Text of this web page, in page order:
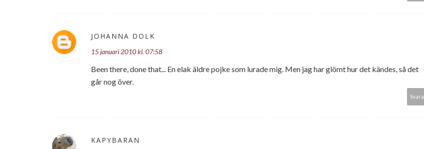
JOHANNA DOLK
15 januari 2010 kl. 07:58
Been there, done that... En elak äldre pojke som lurade mig. Men jag har glömt hur det kändes, så det
går nog över.
Svara
KAPYBARAN